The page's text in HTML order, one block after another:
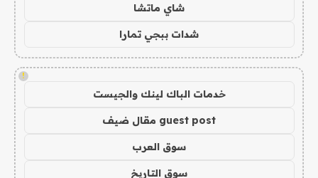
شاي ماتشا
شدات ببجي تمارا
!
خدمات الباك لينك والجيست
guest post مقال ضيف
سوق العرب
سوق التاريخ